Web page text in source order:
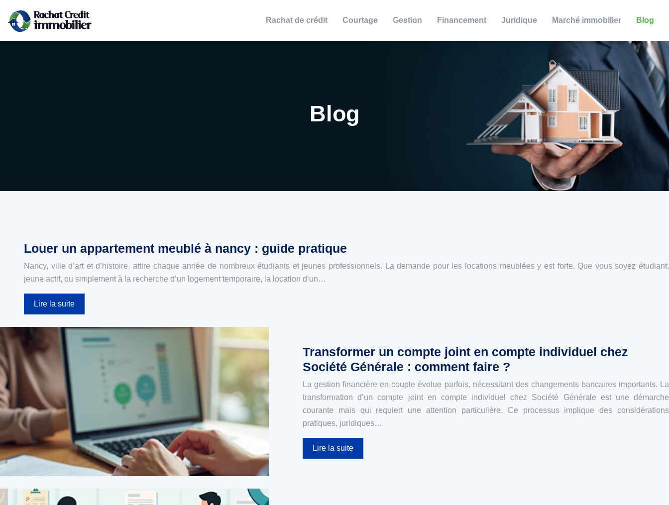
Rachat de crédit Courtage Gestion Financement Juridique Marché immobilier Blog
Blog
Louer un appartement meublé à nancy : guide pratique
Nancy, ville d’art et d’histoire, attire chaque année de nombreux étudiants et jeunes professionnels. La demande pour les locations meublées y est forte. Que vous soyez étudiant,
jeune actif, ou simplement à la recherche d’un logement temporaire, la location d’un…
Lire la suite
Transformer un compte joint en compte individuel chez
Société Générale : comment faire ?
La gestion financière en couple évolue parfois, nécessitant des changements bancaires importants. La
transformation d’un compte joint en compte individuel chez Société Générale est une démarche
courante mais qui requiert une attention particulière. Ce processus implique des considérations
pratiques, juridiques…
Lire la suite